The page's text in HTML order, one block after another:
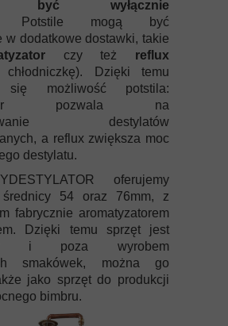
być wyłącznie
Potstile mogą być
w dodatkowe dostawki, takie
czy też reflux
chłodniczkę). Dzięki temu
się możliwość potstila:
pozwala na
destylatów
a reflux zwiększa moc
destylatu.
oferujemy
54 oraz 76mm, z
fabrycznie aromatyzatorem
Dzięki temu sprzęt jest
i poza wyrobem
smakówek, można go
jako sprzęt do produkcji
bimbru.